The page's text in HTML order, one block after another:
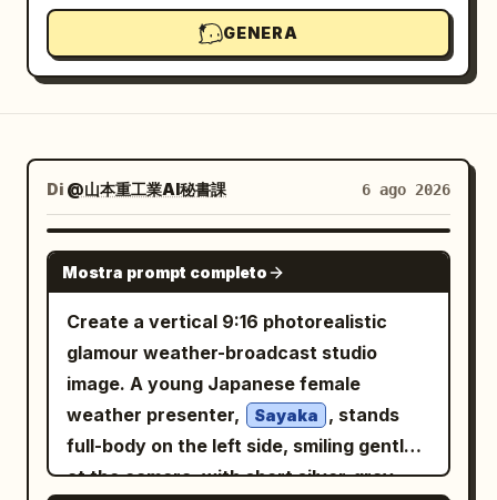
GENERA
Di @山本重工業AI秘書課 6 ago 2026
GPT IMAGE 2
Mostra prompt completo
Create a vertical 9:16 photorealistic
glamour weather-broadcast studio
image. A young Japanese female
weather presenter,
Sayaka
, stands
full-body on the left side, smiling gently
at the camera, with short silver-gray